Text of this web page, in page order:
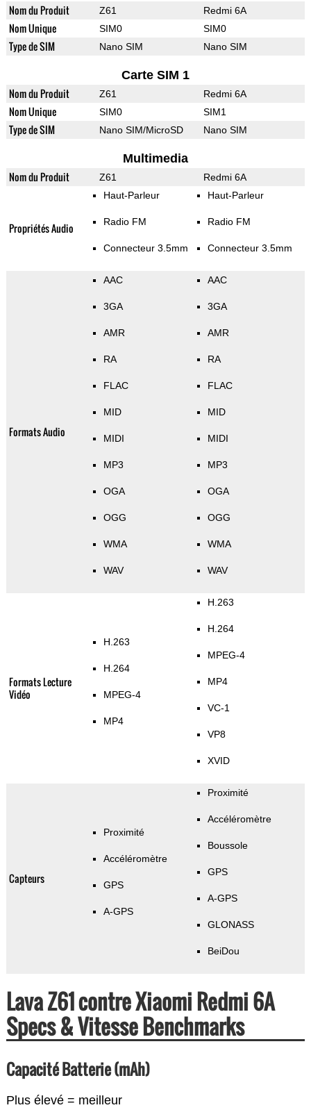
Nom du Produit Z61 Redmi 6A
Nom Unique SIM0 SIM0
Type de SIM Nano SIM Nano SIM
Carte SIM 1
Nom du Produit Z61 Redmi 6A
Nom Unique SIM0 SIM1
Type de SIM Nano SIM/MicroSD Nano SIM
Multimedia
Nom du Produit Z61 Redmi 6A
Propriétés Audio
Haut-Parleur
Radio FM
Connecteur 3.5mm
Haut-Parleur
Radio FM
Connecteur 3.5mm
Formats Audio
AAC
3GA
AMR
RA
FLAC
MID
MIDI
MP3
OGA
OGG
WMA
WAV
AAC
3GA
AMR
RA
FLAC
MID
MIDI
MP3
OGA
OGG
WMA
WAV
Formats Lecture
Vidéo
H.263
H.264
MPEG-4
MP4
H.263
H.264
MPEG-4
MP4
VC-1
VP8
XVID
Capteurs
Proximité
Accéléromètre
GPS
A-GPS
Proximité
Accéléromètre
Boussole
GPS
A-GPS
GLONASS
BeiDou
Lava Z61 contre Xiaomi Redmi 6A
Specs & Vitesse Benchmarks
Capacité Batterie (mAh)
Plus élevé = meilleur